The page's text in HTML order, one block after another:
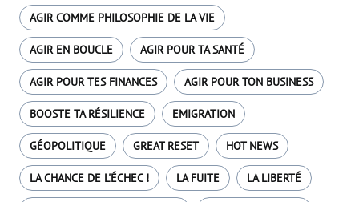
AGIR COMME PHILOSOPHIE DE LA VIE
AGIR EN BOUCLE AGIR POUR TA SANTÉ
AGIR POUR TES FINANCES AGIR POUR TON BUSINESS
BOOSTE TA RÉSILIENCE EMIGRATION
GÉOPOLITIQUE GREAT RESET HOT NEWS
LA CHANCE DE L'ÉCHEC ! LA FUITE LA LIBERTÉ